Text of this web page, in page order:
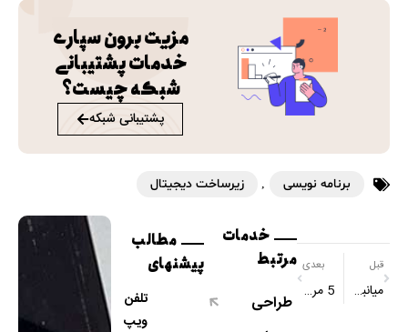
مزیت برون سپاری
خدمات پشتیبانی
شبکه چیست؟
پشتیبانی شبکه
برنامه نویسی , زیرساخت دیجیتال
قبل
میانبر‌های پر‌کاربرد PhpStorm
بعدی
5 مرحله برای طراحی کاتالوگ و بروشور
خدمات
مرتبط
طراحی
مطالب
پیشنهای
تلفن
ویپ